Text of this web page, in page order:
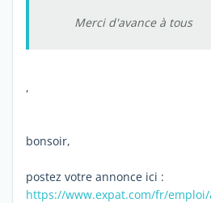
Merci d'avance à tous
,
bonsoir,
postez votre annonce ici :
https://www.expat.com/fr/